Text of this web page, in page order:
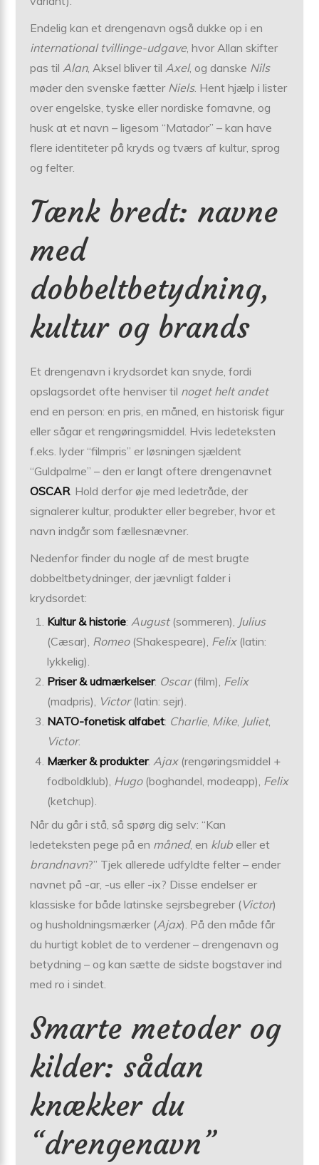
Endelig kan et drengenavn også dukke op i en
international tvillinge-udgave, hvor Allan skifter
pas til Alan, Aksel bliver til Axel, og danske Nils
møder den svenske fætter Niels. Hent hjælp i lister
over engelske, tyske eller nordiske fornavne, og
husk at et navn – ligesom “Matador” – kan have
flere identiteter på kryds og tværs af kultur, sprog
og felter.
Tænk bredt: navne
med
dobbeltbetydning,
kultur og brands
Et drengenavn i krydsordet kan snyde, fordi
opslagsordet ofte henviser til noget helt andet
end en person: en pris, en måned, en historisk figur
eller sågar et rengøringsmiddel. Hvis ledeteksten
f.eks. lyder “filmpris” er løsningen sjældent
“Guldpalme” – den er langt oftere drengenavnet
OSCAR . Hold derfor øje med ledetråde, der
signalerer kultur, produkter eller begreber, hvor et
navn indgår som fællesnævner.
Nedenfor finder du nogle af de mest brugte
dobbeltbetydninger, der jævnligt falder i
krydsordet:
Kultur & historie: August(sommeren), Julius
(Cæsar), Romeo(Shakespeare), Felix(latin:
lykkelig).
Priser & udmærkelser: Oscar(film), Felix
(madpris), Victor(latin: sejr).
NATO-fonetisk alfabet: Charlie, Mike, Juliet,
Victor.
Mærker & produkter: Ajax(rengøringsmiddel +
fodboldklub), Hugo(boghandel, modeapp), Felix
(ketchup).
Når du går i stå, så spørg dig selv: “Kan
ledeteksten pege på en måned, en klub eller et
brandnavn?” Tjek allerede udfyldte felter – ender
navnet på -ar, -us eller -ix? Disse endelser er
klassiske for både latinske sejrs­begreber (Victor)
og husholdnings­mærker (Ajax). På den måde får
du hurtigt koblet de to verdener – drengenavn og
betydning – og kan sætte de sidste bogstaver ind
med ro i sindet.
Smarte metoder og
kilder: sådan
knækker du
“drengenavn”